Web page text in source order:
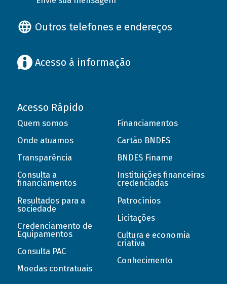
Outros telefones e endereços
Acesso à informação
Acesso Rápido
Quem somos
Onde atuamos
Transparência
Consulta a
financiamentos
Resultados para a
sociedade
Credenciamento de
Equipamentos
Consulta PAC
Moedas contratuais
Financiamentos
Cartão BNDES
BNDES Finame
Instituições financeiras
credenciadas
Patrocínios
Licitações
Cultura e economia
criativa
Conhecimento